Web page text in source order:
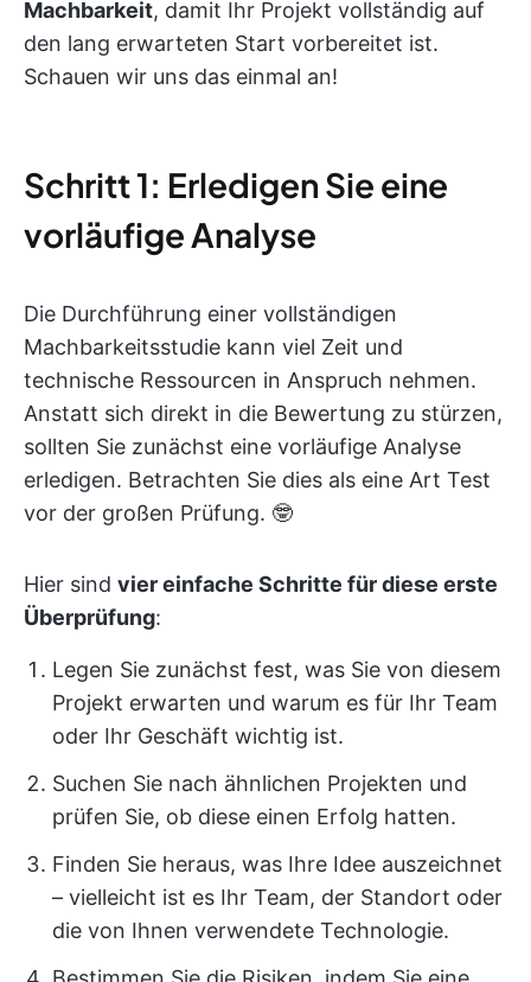
Machbarkeit, damit Ihr Projekt vollständig auf
den lang erwarteten Start vorbereitet ist.
Schauen wir uns das einmal an!
Schritt 1: Erledigen Sie eine
vorläufige Analyse
Die Durchführung einer vollständigen
Machbarkeitsstudie kann viel Zeit und
technische Ressourcen in Anspruch nehmen.
Anstatt sich direkt in die Bewertung zu stürzen,
sollten Sie zunächst eine vorläufige Analyse
erledigen. Betrachten Sie dies als eine Art Test
vor der großen Prüfung. 🤓
Hier sind vier einfache Schritte für diese erste
Überprüfung:
Legen Sie zunächst fest, was Sie von diesem
Projekt erwarten und warum es für Ihr Team
oder Ihr Geschäft wichtig ist.
Suchen Sie nach ähnlichen Projekten und
prüfen Sie, ob diese einen Erfolg hatten.
Finden Sie heraus, was Ihre Idee auszeichnet
– vielleicht ist es Ihr Team, der Standort oder
die von Ihnen verwendete Technologie.